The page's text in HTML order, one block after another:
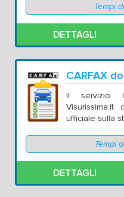
Tempi
DETTAGLI
CARFAX
Il servizio
ufficiale sulla
Tempi
DETTAGLI